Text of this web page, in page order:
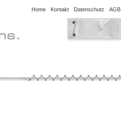
AGB
Datenschutz
Kontakt
Home